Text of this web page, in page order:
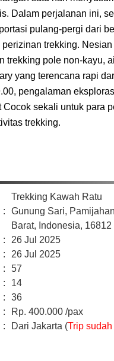
Dalam perjalanan ini,
pulang-pergi dari
trekking.
trekking pole non-kayu,
yang terencana rapi
pengalaman
Cocok sekali untuk para
trekking.
:
Trekking Kawah Ratu
Gunung Sari,
Barat, Indonesia, 16812
:
26 Jul 2025
:
26 Jul 2025
:
57
:
14
:
36
: Rp. 400.000 /pax
: Dari Jakarta (Trip